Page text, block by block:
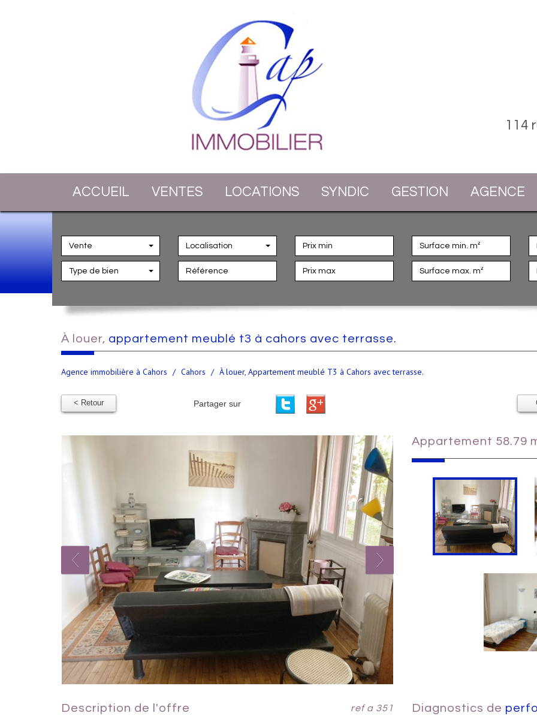
114
ACCUEIL VENTES LOCATIONS SYNDIC GESTION AGENCE
Vente
Type de bien
Localisation
à louer, appartement meublé t3 à cahors avec terrasse.
Agence immobilière à Cahors Cahors À louer, Appartement meublé T3 à Cahors avec terrasse.
< Retour Partager sur
appartement 58.79
description de l'offre ref a 351 diagnostics de